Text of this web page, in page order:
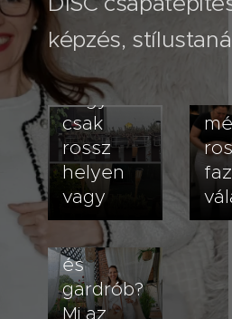
képzés,
veled
van baj-
lehet,
hogy
csak
rossz
helyen
vagy
2026.07.20
Terasz
és
gardrób?
Mi az